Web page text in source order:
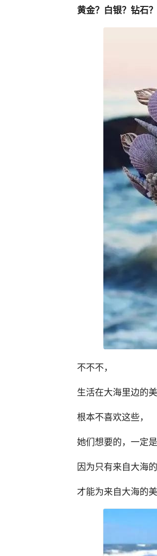
黄金？白银？钻石？
不不不，
生活在大海里边的美
根本不喜欢这些，
她们想要的，一定
因为只有来自大海的
才能为来自大海的